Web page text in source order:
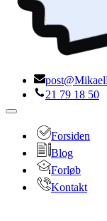
21 79 18 50
Navigation
Forsiden
Blog
Forløb
Kontakt